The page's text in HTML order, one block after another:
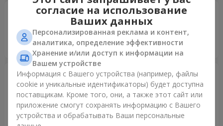
Анастасия 23.07.2021
Спасибо огромное за доставку для моей мамы в
больницу! Она была в восторге!
Наталія 23.04.2021
5
Большое Вам спасибо за радость, доставленную моей
коллеге в день её рождения! Она очень признательна
мне и Вам! У нас получилось! С благодарностью,
согласие на использование
Ваших данных
Персонализированная реклама и контент,
аналитика, определение эффективности
Хранение и/или доступ к информации на
Вашем устройстве
Информация с Вашего устройства (например, файлы
cookie и уникальные идентификаторы) будет доступна
поставщикам. Кроме того, они, а также этот сайт или
приложение смогут сохранять информацию с Вашего
устройства и обрабатывать Ваши персональные